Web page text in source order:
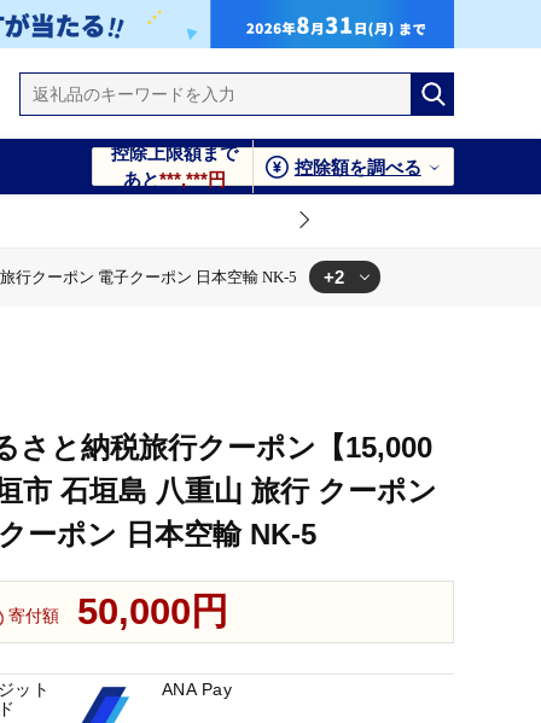
控除上限額まで
あと***,***円
控除額を調べる
行クーポン 電子クーポン 日本空輸 NK-5 +2
さと納税旅行クーポン【15,000
市 石垣島 八重山 旅行 クーポン
ーポン 日本空輸 NK-5
寄付額 50,000円
ット
ANA Pay